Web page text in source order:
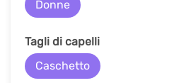
Donne
Tagli di capelli
Caschetto